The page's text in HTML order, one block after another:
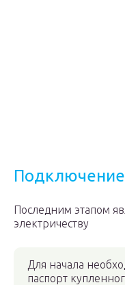
Подключение
Последним этапом
электричеству
Для начала
паспорт